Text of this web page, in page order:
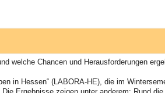
welche Chancen und Herausforderungen
in Hessen“ (LABORA-HE), die im